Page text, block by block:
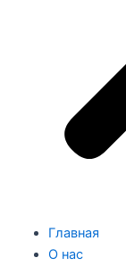
Главная
О нас